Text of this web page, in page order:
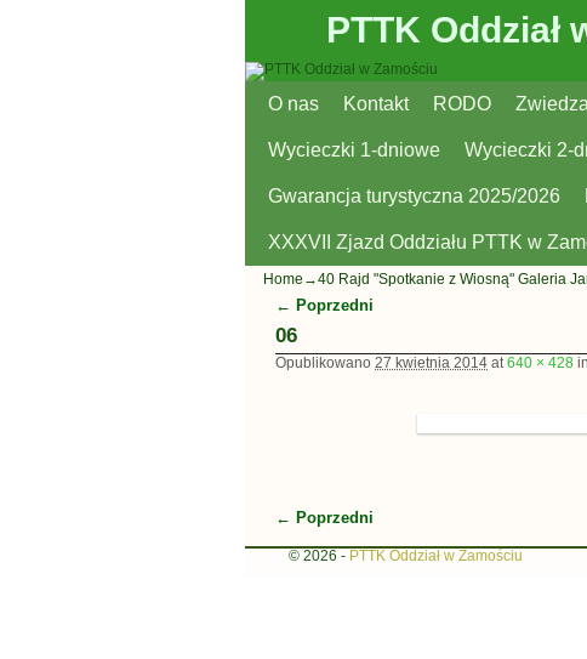
PTTK Oddział
Przejdź do głównej treści
Przejdź do
O nas Kontakt RODO
Wycieczki 1-dniowe Wycieczki 2-
Gwarancja turystyczna 2025/2026
XXXVII Zjazd Oddziału PTTK w
Home →40 Rajd "Spotkanie z Wiosną" Galeria
Nawigacja
← Poprzedni
06
Opublikowano 27 kwietnia 2014 at 640 × 428 in
Nawigacja
← Poprzedni
© 2026 - PTTK Oddział w Zamościu